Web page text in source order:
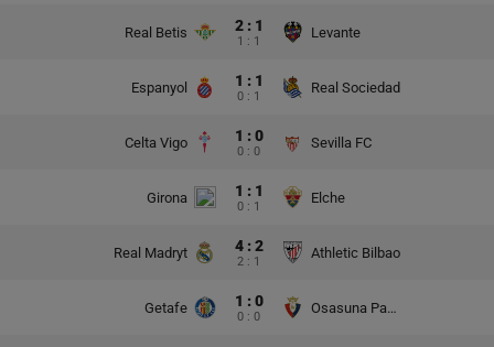
Real Betis 2 : 1
1 : 1
Levante
Espanyol 1 : 1
0 : 1
Real Sociedad
Celta Vigo 1 : 0
0 : 0
Sevilla FC
Girona 1 : 1
0 : 1
Elche
Real Madryt 4 : 2
2 : 1
Athletic Bilbao
Getafe 1 : 0
0 : 0
Osasuna Pampeluna